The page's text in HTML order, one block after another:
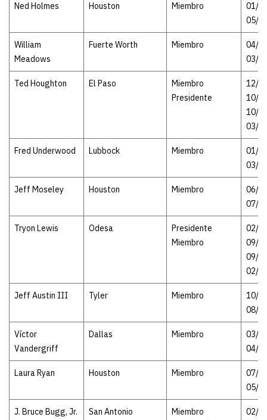
Ned Holmes Houston Miembro
01/
05/
William
Meadows
Fuerte Worth Miembro
04/
03/
Ted Houghton El Paso
Miembro
Presidente
12/
10/
10/
03/
Fred Underwood Lubbock Miembro
01/
03/
Jeff Moseley Houston Miembro
06/
07/
Tryon Lewis Odesa
Presidente
Miembro
02/
09/
09/
02/
Jeff Austin III Tyler Miembro
10/
08/
Víctor
Vandergriff
Dallas Miembro
03/
04/
Laura Ryan Houston Miembro
07/
05/
J. Bruce Bugg, Jr. San Antonio
Miembro
02/